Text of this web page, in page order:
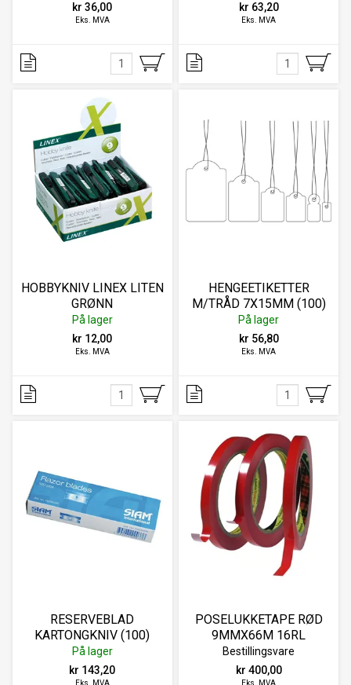
kr 36,00
Eks. MVA
kr 63,20
Eks. MVA
HOBBYKNIV LINEX LITEN
GRØNN
På lager
kr 12,00
Eks. MVA
HENGEETIKETTER
M/TRÅD 7X15MM (100)
På lager
kr 56,80
Eks. MVA
RESERVEBLAD
KARTONGKNIV (100)
På lager
kr 143,20
Eks. MVA
POSELUKKETAPE RØD
9MMX66M 16RL
Bestillingsvare
kr 400,00
Eks. MVA